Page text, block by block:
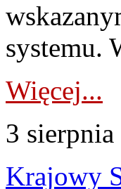
systemu.
Więcej...
3
Krajowy